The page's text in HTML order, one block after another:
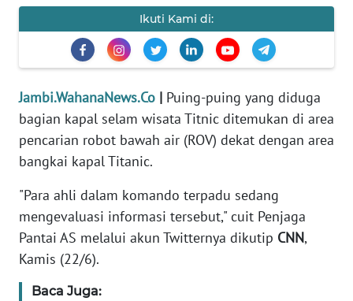
Ikuti Kami di:
Jambi.WahanaNews.Co | Puing-puing yang diduga
bagian kapal selam wisata Titnic ditemukan di area
pencarian robot bawah air (ROV) dekat dengan area
bangkai kapal Titanic.
"Para ahli dalam komando terpadu sedang
mengevaluasi informasi tersebut," cuit Penjaga
Pantai AS melalui akun Twitternya dikutip CNN,
Kamis (22/6).
Baca Juga:
KONTAK
INFO
TENTANG
KAMI
MEDIA
SIBER
REDAKSI